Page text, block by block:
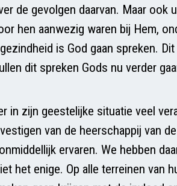
de gevolgen daarvan. Maar ook
hen aanwezig waren bij Hem,
is God gaan spreken.
dit spreken Gods nu verder
in zijn geestelijke situatie veel
van de heerschappij van
ervaren. We hebben
het enige. Op alle terreinen van